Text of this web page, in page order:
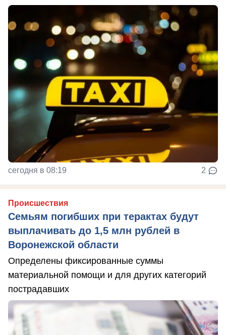
сегодня в 08:19 2
Происшествия
Семьям погибших при терактах будут
выплачивать до 1,5 млн рублей в
Воронежской области
Определены фиксированные суммы
материальной помощи и для других категорий
пострадавших